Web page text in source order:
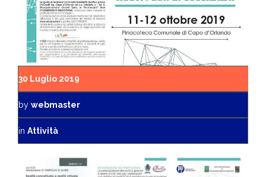
30 Luglio 2019
by webmaster
in Attività